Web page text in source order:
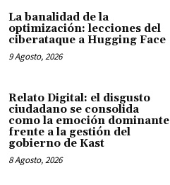
La banalidad de la
optimización: lecciones del
ciberataque a Hugging Face
9 Agosto, 2026
Relato Digital: el disgusto
ciudadano se consolida
como la emoción dominante
frente a la gestión del
gobierno de Kast
8 Agosto, 2026